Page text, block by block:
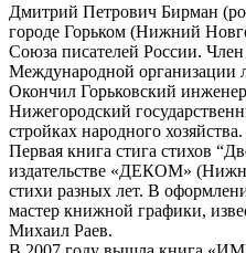
Дмитрий Петрович Бирман
городе Горьком (Нижний
Союза писателей России.
Международной организации
Окончил Горьковский
Нижегородский
стройках народного хозяйства.
Первая книга стига стихов
издательстве «ДЕКОМ»
стихи разных лет. В
мастер книжной графики,
Михаил Раев.